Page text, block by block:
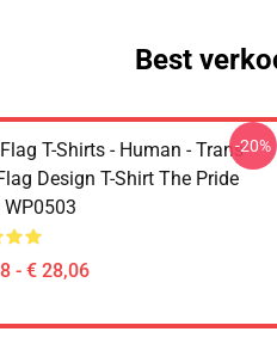
Best
T-Shirts - Human - Trans
Design T-Shirt The Pride
WP0503
- € 28,06
-20%